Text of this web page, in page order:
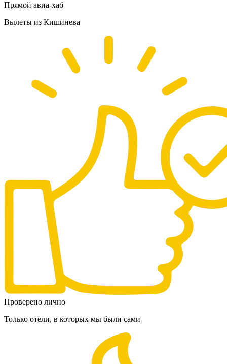
Прямой авиа-хаб
Вылеты из Кишинева
Проверено лично
Только отели, в которых мы были сами